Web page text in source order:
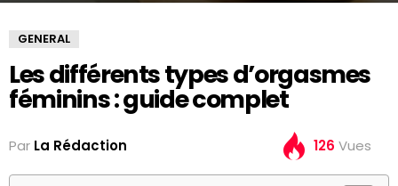
GENERAL
Les différents types d’orgasmes
féminins : guide complet
Par La Rédaction 126 Vues